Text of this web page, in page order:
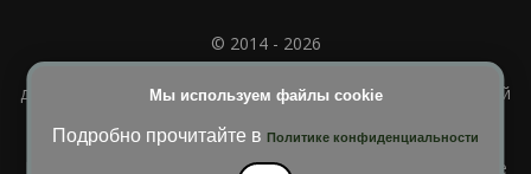
Мы используем файлы cookie
Подробно прочитайте в Политике конфиденциальности
© 2014 - 2026
Полное или частичное использование материала
допускается только при наличии активной и индексируемой
Blossom Diva | РазработанаТемы Blossom . На платформе